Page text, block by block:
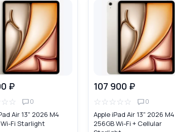
₽
☆☆ 0
Air 13" 2026 M4
Fi Starlight
107 900 ₽
☆☆☆☆☆ 0
Apple iPad Air 13" 2026 M4
256GB Wi-Fi + Cellular